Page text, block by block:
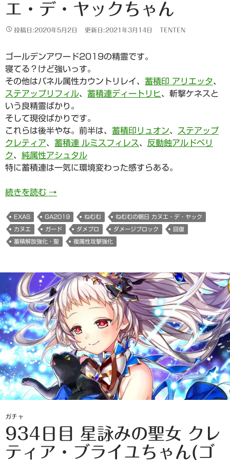
エ・デ・ヤックちゃん
投稿日:2020年5月2日 更新日:2021年3月14日 TENTEN
ゴールデンアワード2019の精霊です。
寝てる？けど強いっす。
その他はパネル属性カウントリレイ、 蓄積印 アリエッタ、
ステアップリフィル、 蓄積連ディートリヒ、斬撃ケネスと
いう良精霊ばかり。
そして現役ばかりです。
これらは後半やな。前半は、 蓄積印リュオン、 ステアップ
クレティア、 蓄積連 ルミスフィレス、 反動蝕アルドベリ
ク、 純属性アシュタル
特に蓄積連は一気に環境変わった感すらある。
続きを読む 941日目 ねむむの朝日 カヌエ・デ・ヤックちゃ
→
EXAS GA2019 ねむむ ねむむの朝日 カヌエ・デ・ヤック
カヌエ ガード ダメブロ ダメージブロック 回復
蓄積解放強化・聖 複属性攻撃強化
ガチャ
934日目 星詠みの聖女 クレ
ティア・ブライユちゃん(ゴ